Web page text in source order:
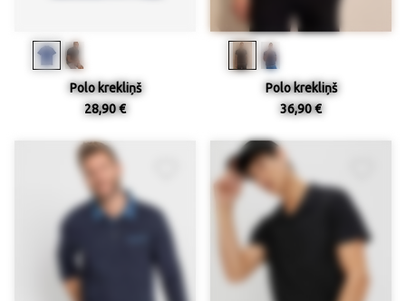
Polo krekliņš
28,90 €
Polo krekliņš
36,90 €